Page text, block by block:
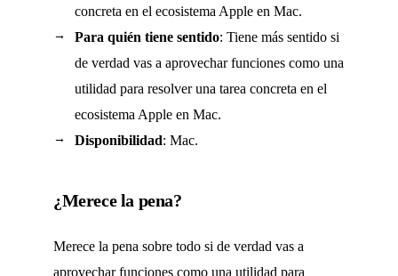
concreta en el ecosistema Apple en Mac.
Para quién tiene sentido: Tiene más sentido si
de verdad vas a aprovechar funciones como una
utilidad para resolver una tarea concreta en el
ecosistema Apple en Mac.
Disponibilidad: Mac.
¿Merece la pena?
Merece la pena sobre todo si de verdad vas a
aprovechar funciones como una utilidad para